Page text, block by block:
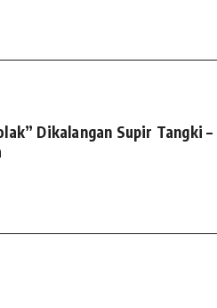
Dikalangan Supir Tangki –